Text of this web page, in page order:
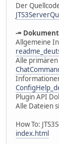
Der
-=
Allgemeine
Alle
Plugin API
Alle Dateien
How To:
index.html